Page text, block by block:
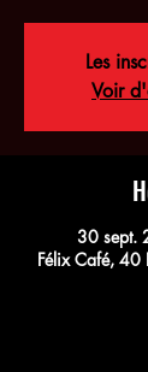
Les
Voir
30 sept.
Félix Café, 40